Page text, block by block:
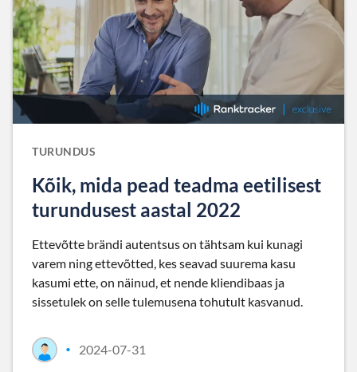
TURUNDUS
Kõik, mida pead teadma eetilisest
turundusest aastal 2022
Ettevõtte brändi autentsus on tähtsam kui kunagi
varem ning ettevõtted, kes seavad suurema kasu
kasumi ette, on näinud, et nende kliendibaas ja
sissetulek on selle tulemusena tohutult kasvanud.
• 2024-07-31